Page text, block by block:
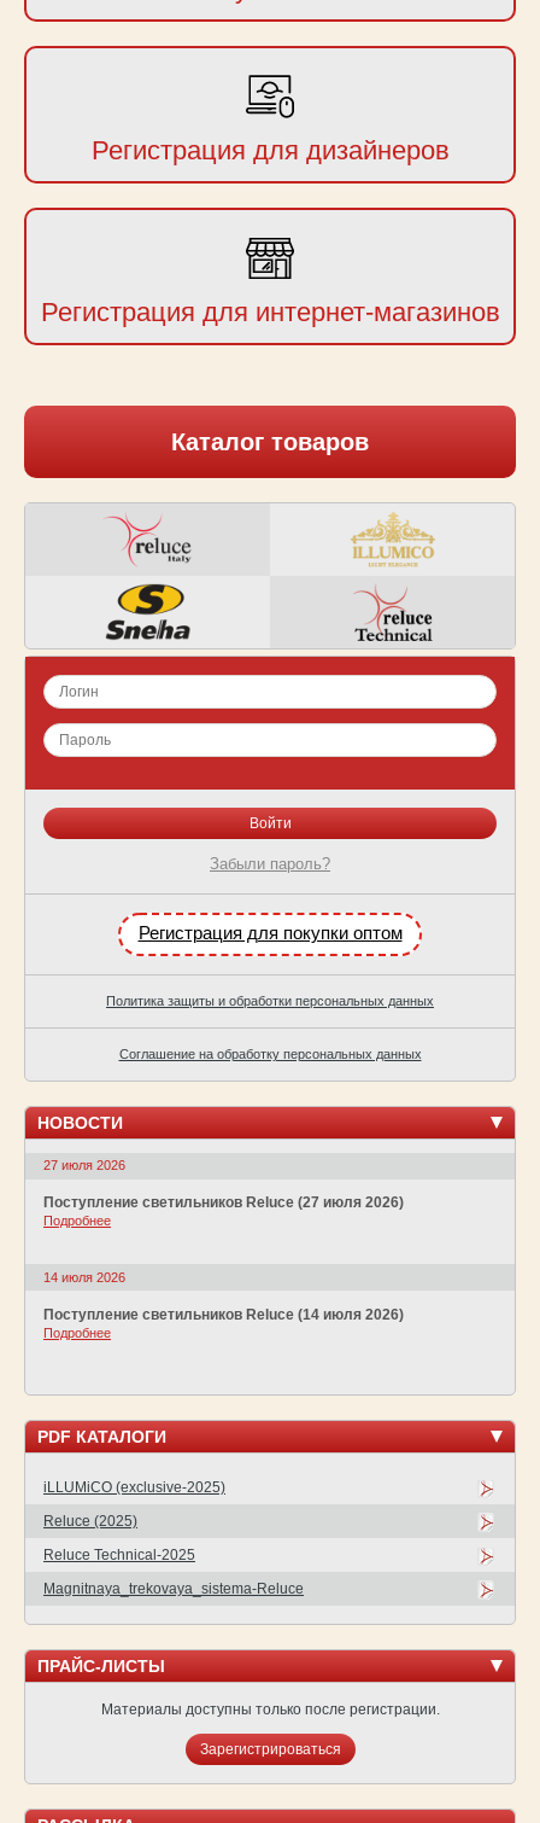
Регистрация для дизайнеров
Регистрация для интернет-магазинов
Каталог товаров
Забыли пароль?
Регистрация для покупки оптом
Политика защиты и обработки персональных данных
Соглашение на обработку персональных данных
НОВОСТИ
27 июля 2026
Поступление светильников Reluce (27 июля 2026)
Подробнее
14 июля 2026
Поступление светильников Reluce (14 июля 2026)
Подробнее
PDF КАТАЛОГИ
iLLUMiCO (exclusive-2025)
Reluce (2025)
Reluce Technical-2025
Magnitnaya_trekovaya_sistema-Reluce
ПРАЙС-ЛИСТЫ
Материалы доступны только после регистрации.
Зарегистрироваться